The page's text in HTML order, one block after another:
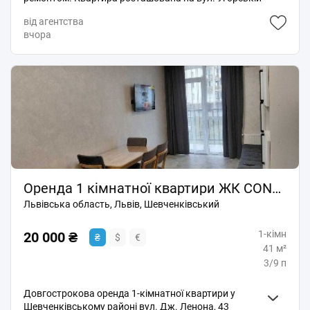
інфраструктурою, поруч мережа супермаркетів,
навчальні заклади, аптеки, кавярні, ресторани,
складається із кухні- студії, та спальні. Автономне
від агентства
вчора
Оренда 1 кімнатної квартири ЖК CONTINENT ART вул. Джона Ленона
Львівська область, Львів, Шевченківський
20 000 ₴ ₴ $ €
1-кімн
41 м²
3/9 п
Довгострокова оренда 1-кімнатної квартири у
Шевченківському районі вул. Дж. Ленона, 43